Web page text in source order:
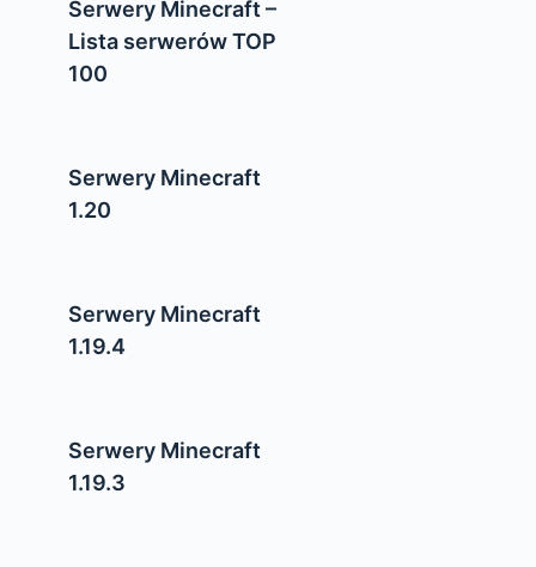
Serwery Minecraft –
Lista serwerów TOP
100
Serwery Minecraft
1.20
Serwery Minecraft
1.19.4
Serwery Minecraft
1.19.3